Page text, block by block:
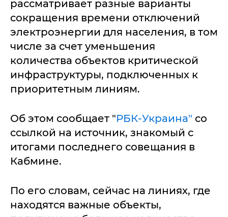
рассматривает разные варианты
сокращения времени отключений
электроэнергии для населения, в том
числе за счет уменьшения
количества объектов критической
инфраструктуры, подключенных к
приоритетным линиям.
Об этом сообщает "РБК-Украина" со
ссылкой на источник, знакомый с
итогами последнего совещания в
Кабмине.
По его словам, сейчас на линиях, где
находятся важные объекты,